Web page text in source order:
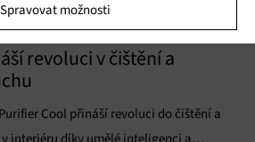
k informacím v zařízení, Porozumění
statistik nebo kombinací údajů z
k informacím v zařízení, Použití
Spravovat možnosti
revoluci v čištění a
Cool přináší revoluci do čištění a
interiéru díky umělé inteligenci a